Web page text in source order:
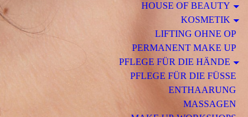
HOUSE OF BEAUTY
KOSMETIK
LIFTING OHNE OP
PERMANENT MAKE UP
PFLEGE FÜR DIE HÄNDE
PFLEGE FÜR DIE FÜSSE
ENTHAARUNG
MASSAGEN